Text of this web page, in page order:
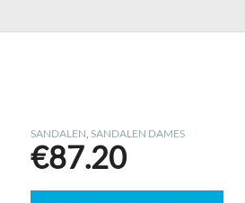
SANDALEN, SANDALEN DAMES
€87.20